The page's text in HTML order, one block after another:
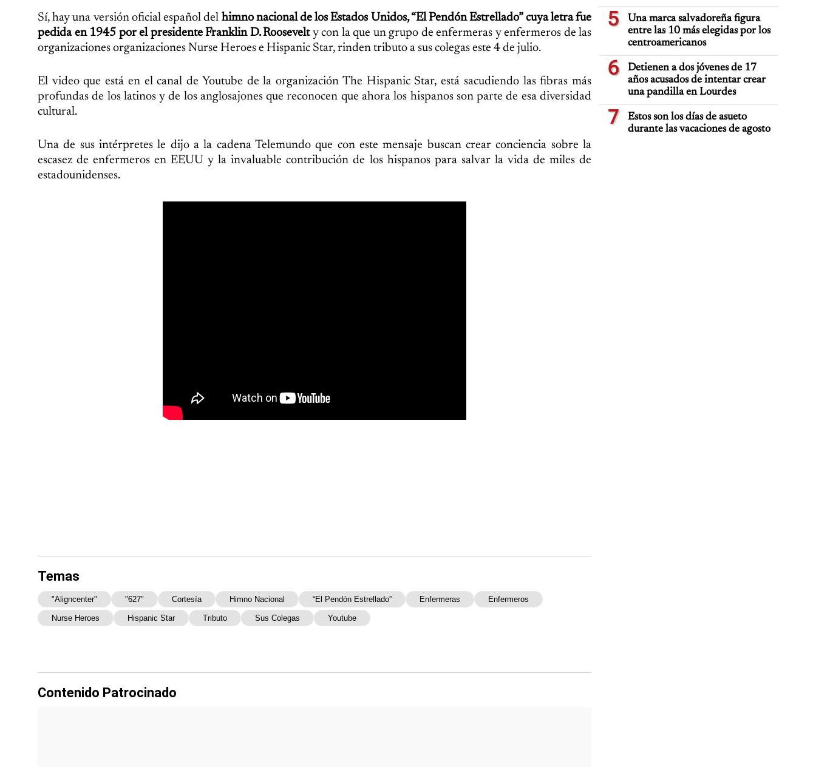
Sí, hay una versión oficial español del himno nacional de los Estados Unidos, “El Pendón Estrellado” cuya letra fue
pedida en 1945 por el presidente Franklin D. Roosevelty con la que un grupo de enfermeras y enfermeros de las
organizaciones organizaciones Nurse Heroes e Hispanic Star, rinden tributo a sus colegas este 4 de julio.
El video que está en el canal de Youtube de la organización The Hispanic Star, está sacudiendo las fibras más
profundas de los latinos y de los anglosajones que reconocen que ahora los hispanos son parte de esa diversidad
cultural.
Una de sus intérpretes le dijo a la cadena Telemundo que con este mensaje buscan crear conciencia sobre la
escasez de enfermeros en EEUU y la invaluable contribución de los hispanos para salvar la vida de miles de
estadounidenses.
Temas
"aligncenter" "627" Cortesía Himno Nacional “El Pendón Estrellado” Enfermeras Enfermeros
Nurse Heroes Hispanic Star Tributo Sus Colegas Youtube
Contenido Patrocinado
5
Una marca salvadoreña figura
entre las 10 más elegidas por los
centroamericanos
6
Detienen a dos jóvenes de 17
años acusados de intentar crear
una pandilla en Lourdes
7
Estos son los días de asueto
durante las vacaciones de agosto